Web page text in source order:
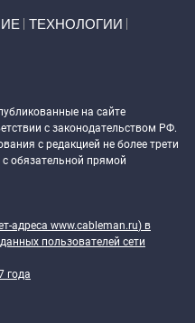
ТЕХНОЛОГИИ
на сайте
с законодательством РФ.
с редакцией не более трети
обязательной прямой
адреса www.cableman.ru) в
пользователей сети
года